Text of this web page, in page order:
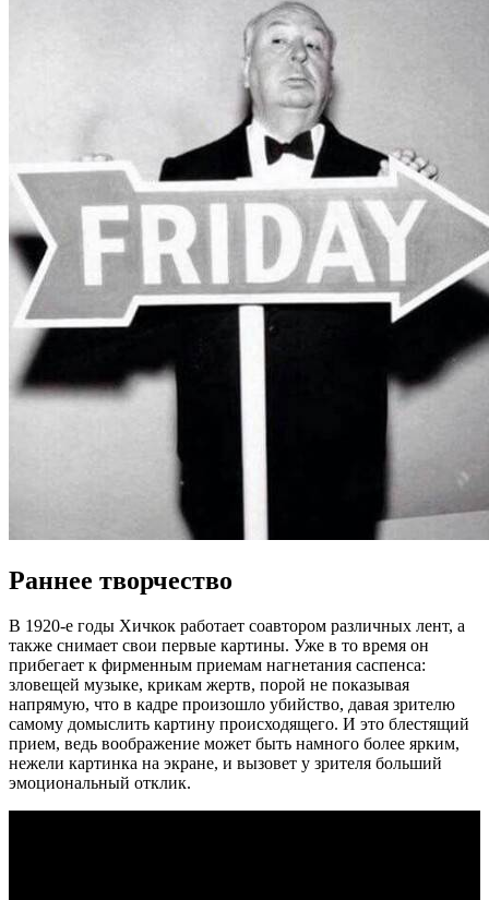
Раннее творчество
В 1920-е годы Хичкок работает соавтором различных лент, а
также снимает свои первые картины. Уже в то время он
прибегает к фирменным приемам нагнетания саспенса:
зловещей музыке, крикам жертв, порой не показывая
напрямую, что в кадре произошло убийство, давая зрителю
самому домыслить картину происходящего. И это блестящий
прием, ведь воображение может быть намного более ярким,
нежели картинка на экране, и вызовет у зрителя больший
эмоциональный отклик.